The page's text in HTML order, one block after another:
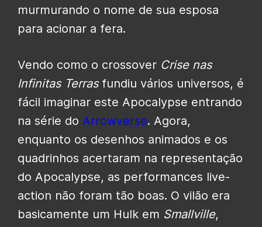
murmurando o nome de sua esposa
para acionar a fera.
Vendo como o crossover Crise nas
Infinitas Terrasfundiu vários universos, é
fácil imaginar este Apocalypse entrando
na série do Arrowverse. Agora,
enquanto os desenhos animados e os
quadrinhos acertaram na representação
do Apocalypse, as performances live-
action não foram tão boas. O vilão era
basicamente um Hulk em Smallville,